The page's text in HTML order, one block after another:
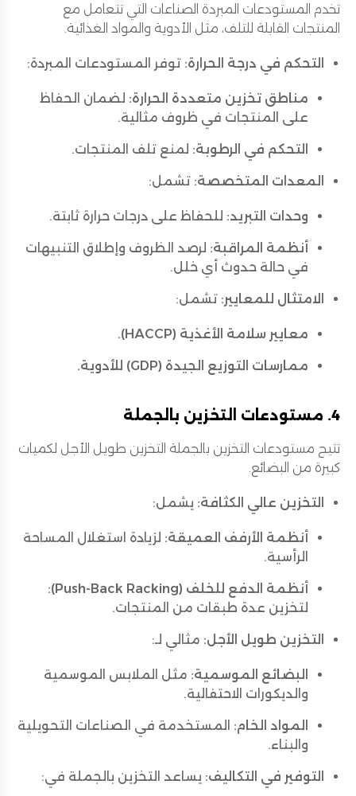
تخدم المستودعات المبردة الصناعات التي تتعامل مع
المنتجات القابلة للتلف، مثل الأدوية والمواد الغذائية.
التحكم في درجة الحرارة: توفر المستودعات المبردة:
مناطق تخزين متعددة الحرارة: لضمان الحفاظ
على المنتجات في ظروف مثالية.
التحكم في الرطوبة: لمنع تلف المنتجات.
المعدات المتخصصة: تشمل:
وحدات التبريد: للحفاظ على درجات حرارة ثابتة.
أنظمة المراقبة: لرصد الظروف وإطلاق التنبيهات
في حالة حدوث أي خلل.
الامتثال للمعايير: تشمل:
معايير سلامة الأغذية (HACCP).
ممارسات التوزيع الجيدة (GDP) للأدوية.
4. مستودعات التخزين بالجملة
تتيح مستودعات التخزين بالجملة التخزين طويل الأجل لكميات
كبيرة من البضائع.
التخزين عالي الكثافة: يشمل:
أنظمة الأرفف العميقة: لزيادة استغلال المساحة
الرأسية.
أنظمة الدفع للخلف (Push-Back Racking):
لتخزين عدة طبقات من المنتجات.
التخزين طويل الأجل: مثالي لـ:
البضائع الموسمية: مثل الملابس الموسمية
والديكورات الاحتفالية.
المواد الخام: المستخدمة في الصناعات التحويلية
والبناء.
التوفير في التكاليف: يساعد التخزين بالجملة في: